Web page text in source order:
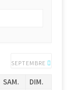
SEPTEMBRE
SAM. DIM.